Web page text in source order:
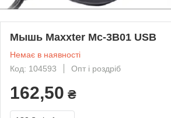
Мышь Maxxter Mc-3B01 USB
Немає в наявності
Код: 104593
Опт і роздріб
162,50 ₴